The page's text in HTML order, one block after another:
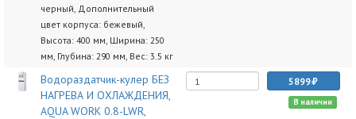
черный, Дополнительный
цвет корпуса: бежевый,
Высота: 400 мм, Ширина: 250
мм, Глубина: 290 мм, Вес: 3.5 кг
Водораздатчик-кулер БЕЗ
НАГРЕВА И ОХЛАЖДЕНИЯ,
AQUA WORK 0.8-LWR,
5899
В наличии